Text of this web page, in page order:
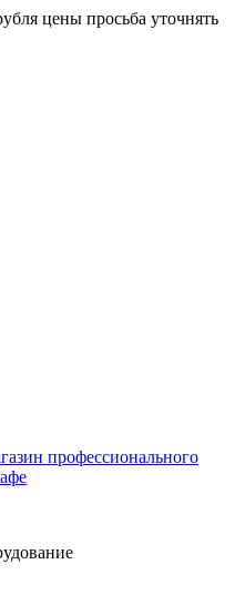
цены просьба уточнять